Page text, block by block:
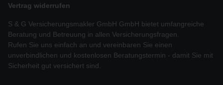
Vertrag widerrufen
S & G Versicherungsmakler GmbH GmbH bietet umfangreiche
Beratung und Betreuung in allen Versicherungsfragen.
Rufen Sie uns einfach an und vereinbaren Sie einen
unverbindlichen und kostenlosen Beratungstermin - damit Sie mit
Sicherheit gut versichert sind.